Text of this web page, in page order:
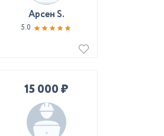
Арсен S.
5.0
15 000 ₽